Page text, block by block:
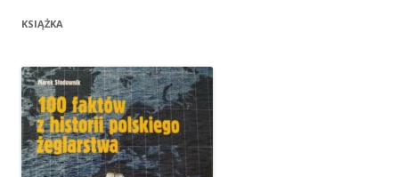
KSIĄŻKA